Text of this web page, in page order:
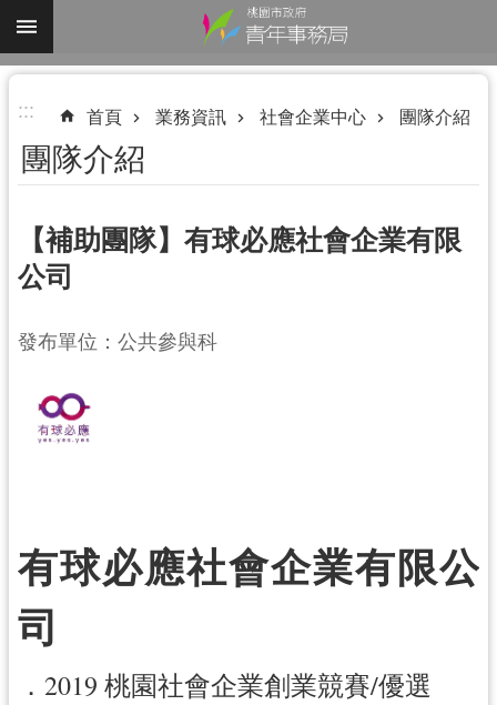
跳到主要內容區塊
進
階
搜
尋
認
我
息
公
告
民
::: 首頁 業務資訊 社會企業中心 團隊介紹
團隊介紹
【補助團隊】有球必應社會企業有限
公司
發布單位：公共參與科
有球必應社會企業有限公
司
．2019 桃園社會企業創業競賽/優選